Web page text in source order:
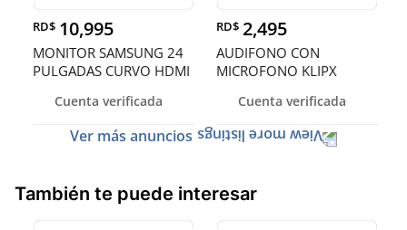
RD$ 10,995
MONITOR SAMSUNG 24
PULGADAS CURVO HDMI
Cuenta verificada
RD$ 2,495
AUDIFONO CON
MICROFONO KLIPX
40 HORAS DE
Cuenta verificada
Ver más anuncios
También te puede interesar